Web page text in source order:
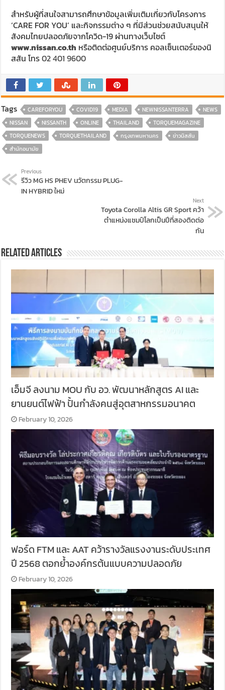
สำหรับผู้ที่สนใจสามารถศึกษาข้อมูลเพิ่มเติมเกี่ยวกับโครงการ
‘CARE FOR YOU’ และกิจกรรมต่าง ๆ ที่มีส่วนช่วยสนับสนุนให้
สังคมไทยปลอดภัยจากโควิด-19 ผ่านทางเว็บไซต์
www.nissan.co.th หรือติดต่อศูนย์บริการ คอลเซ็นเตอร์ของนิ
สสัน โทร02 401 9600
Tags CAREFORYOU COVID19 MEDIA NEWNISSANTERRA
NEWS
NISSAN
NISSANTH ONLINE THAILAND
TORQUEMAGAZINE
TORQUENEWS
TORQUETHAILAND กรุงเทพมหานคร
ข่าวนิสสัน
สำนักอนามัย
Previous
รีวิว MG HS PHEV นวัตกรรม PLUG-
IN HYBRID ใหม่
Next
Toyota Corolla Altis GR Sport คว้า
ตำแหน่งแชมป์โลกเป็นปีที่สองติดต่อ
กัน
Related Articles
เอ็มจี ลงนาม MOU กับ อว. พัฒนาหลักสูตร AI และ
ยานยนต์ไฟฟ้า ปั้นกำลังคนสู่อุตสาหกรรมอนาคต
February 10, 2026
ฟอร์ด FTM และ AAT คว้ารางวัลแรงงานระดับประเทศ
ปี 2568 ตอกย้ำองค์กรต้นแบบความปลอดภัย
February 10, 2026